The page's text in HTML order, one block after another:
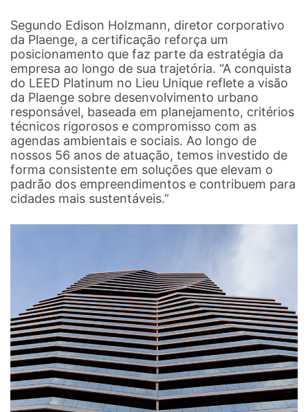
Segundo Edison Holzmann, diretor corporativo
da Plaenge, a certificação reforça um
posicionamento que faz parte da estratégia da
empresa ao longo de sua trajetória. “A conquista
do LEED Platinum no Lieu Unique reflete a visão
da Plaenge sobre desenvolvimento urbano
responsável, baseada em planejamento, critérios
técnicos rigorosos e compromisso com as
agendas ambientais e sociais. Ao longo de
nossos 56 anos de atuação, temos investido de
forma consistente em soluções que elevam o
padrão dos empreendimentos e contribuem para
cidades mais sustentáveis.”